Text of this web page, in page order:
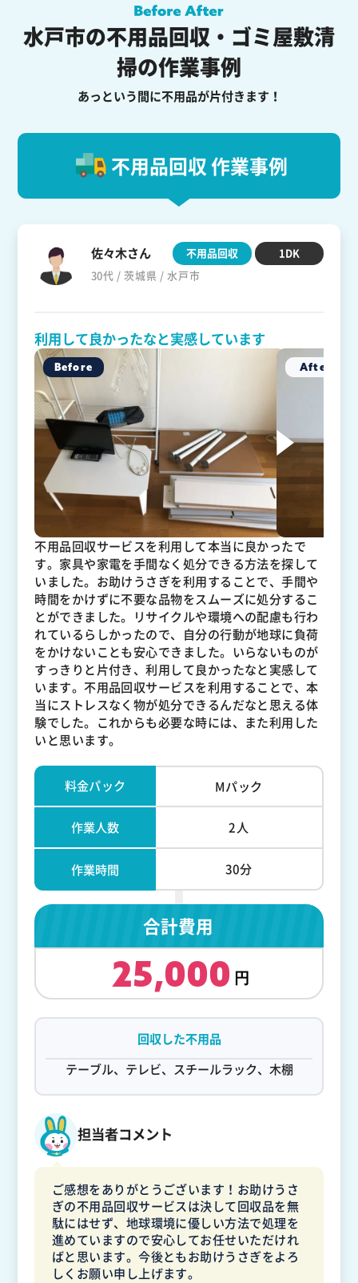
水戸市の不用品回収・ゴミ屋敷清
掃の作業事例
あっという間に不用品が片付きます！
不用品回収 作業事例
佐々木さん
30代 / 茨城県 / 水戸市
不用品回収 1DK
利用して良かったなと実感しています
不用品回収サービスを利用して本当に良かったで
す。家具や家電を手間なく処分できる方法を探して
いました。お助けうさぎを利用することで、手間や
時間をかけずに不要な品物をスムーズに処分するこ
とができました。リサイクルや環境への配慮も行わ
れているらしかったので、自分の行動が地球に負荷
をかけないことも安心できました。いらないものが
すっきりと片付き、利用して良かったなと実感して
います。不用品回収サービスを利用することで、本
当にストレスなく物が処分できるんだなと思える体
験でした。これからも必要な時には、また利用した
いと思います。
料金パック Mパック
作業人数 2人
作業時間 30分
合計費用
25,000
回収した不用品
テーブル、テレビ、スチールラック、木棚
担当者コメント
ご感想をありがとうございます！お助けうさ
ぎの不用品回収サービスは決して回収品を無
駄にはせず、地球環境に優しい方法で処理を
進めていますので安心してお任せいただけれ
ばと思います。今後ともお助けうさぎをよろ
しくお願い申し上げます。